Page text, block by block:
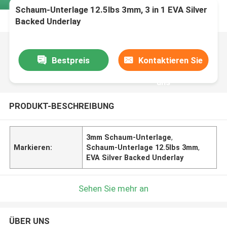
Schaum-Unterlage 12.5lbs 3mm, 3 in 1 EVA Silver
Backed Underlay
Bestpreis Kontaktieren Sie
uns
PRODUKT-BESCHREIBUNG
Markieren:
3mm Schaum-Unterlage,
Schaum-Unterlage 12.5lbs 3mm,
EVA Silver Backed Underlay
Sehen Sie mehr an
ÜBER UNS